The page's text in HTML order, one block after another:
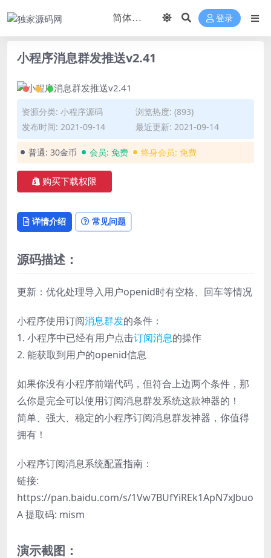
登录
小程序消息群发推送v2.41
资源分类: 小程序源码
浏览热度: (893)
发布时间: 2021-09-14
最近更新: 2021-09-14
普通: 30金币 会员: 免费 终身会员: 免费
购买下载权限
详情介绍 常见问题
源码描述：
更新：优化处理导入用户openid时有空格、回车等情况
小程序使用订阅消息群发的条件：
1. 小程序中已经有用户点击订阅消息的操作
2. 能获取到用户的openid信息
如果你没有小程序前端代码，但符合上边两个条件，那
么你是完全可以使用订阅消息群发系统这款神器的！
简单、强大、稳定的小程序订阅消息群发神器，你值得
拥有！
小程序订阅消息系统配置指南：
链接:
https://pan.baidu.com/s/1Vw7BUfYiREk1ApN7xJbuo
A 提取码: mism
演示截图：